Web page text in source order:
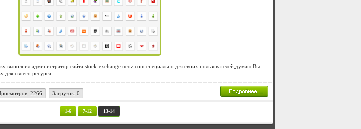
выполнил администратор сайта stock-exchange.ucoz.com специально для своих пользователей,думаю Вы
для своего ресурса
2266 Загрузок: 0
1-6 7-12 13-14